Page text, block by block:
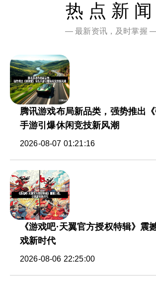
热点新闻
— 最新资讯，及时掌握
腾讯游戏布局新品类，强势推出
手游引爆休闲竞技新风潮
2026-08-07 01:21:16
《游戏吧·天翼官方授权特辑》震
戏新时代
2026-08-06 22:25:00